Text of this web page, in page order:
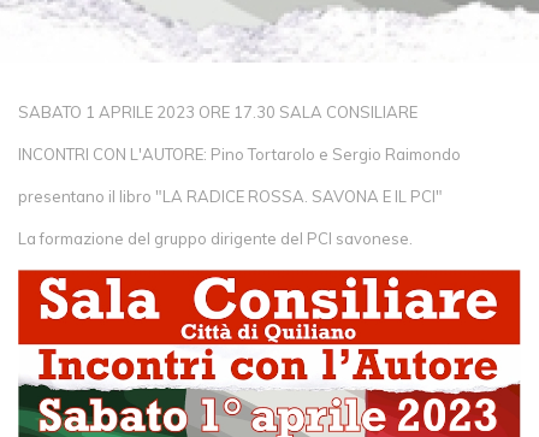
SABATO 1 APRILE 2023 ORE 17.30 SALA CONSILIARE
INCONTRI CON L'AUTORE: Pino Tortarolo e Sergio Raimondo
presentano il libro "LA RADICE ROSSA. SAVONA E IL PCI"
La formazione del gruppo dirigente del PCI savonese.